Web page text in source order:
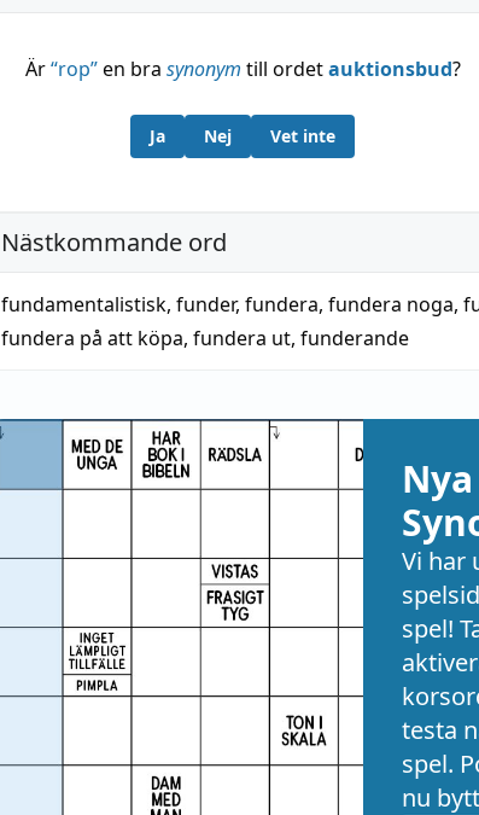
Är“rop”en bra synonym till ordetauktionsbud?
Ja Nej Vet inte
Nästkommande ord
fundamentalistisk, funder, fundera, fundera noga,
fundera på att köpa, fundera ut, funderande
Vi har
spel!
testa
spel.
nu